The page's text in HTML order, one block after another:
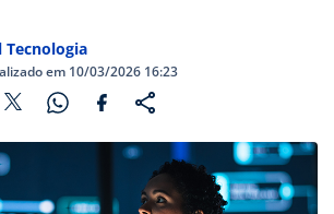
Tecnologia
em 10/03/2026 16:23